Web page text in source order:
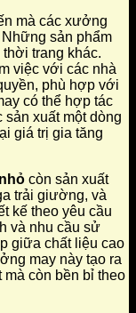
mà các xưởng
Những sản phẩm
trang khác.
việc với các nhà
phù hợp với
có thể hợp tác
xuất một dòng
giá trị gia tăng
còn sản xuất
trải giường, và
kế theo yêu cầu
và nhu cầu sử
giữa chất liệu cao
may này tạo ra
mà còn bền bỉ theo